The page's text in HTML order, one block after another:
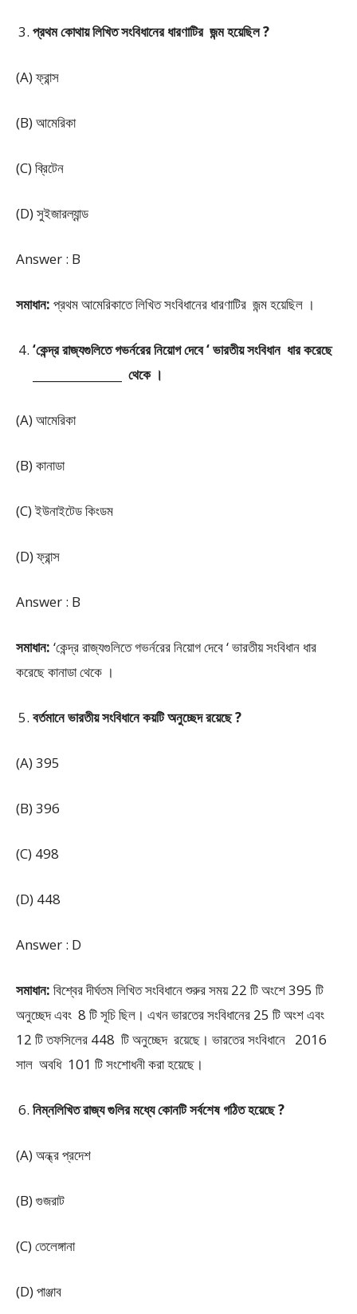
প্রথম কোথায় লিখিত সংবিধানের ধারণাটির জন্ম হয়েছিল ?
(A) ফ্রান্স
(B) আমেরিকা
(C) ব্রিটেন
(D) সুইজারল্যান্ড
Answer : B
সমাধান: প্রথম আমেরিকাতে লিখিত সংবিধানের ধারণাটির জন্ম হয়েছিল ।
‘কেন্দ্র রাজ্যগুলিতে গভর্নরের নিয়োগ দেবে ‘ ভারতীয় সংবিধান ধার করেছে
________________ থেকে ।
(A) আমেরিকা
(B) কানাডা
(C) ইউনাইটেড কিংডম
(D) ফ্রান্স
Answer : B
সমাধান: ‘কেন্দ্র রাজ্যগুলিতে গভর্নরের নিয়োগ দেবে ‘ ভারতীয় সংবিধান ধার
করেছে কানাডা থেকে ।
বর্তমানে ভারতীয় সংবিধানে কয়টি অনুচ্ছেদ রয়েছে ?
(A) 395
(B) 396
(C) 498
(D) 448
Answer : D
সমাধান: বিশ্বের দীর্ঘতম লিখিত সংবিধানে শুরুর সময় 22 টি অংশে 395 টি
অনুচ্ছেদ এবং 8 টি সূচি ছিল। এখন ভারতের সংবিধানের 25 টি অংশ এবং
12 টি তফসিলের 448 টি অনুচ্ছেদ রয়েছে। ভারতের সংবিধানে 2016
সাল অবধি 101 টি সংশোধনী করা হয়েছে।
নিম্নলিখিত রাজ্য গুলির মধ্যে কোনটি সর্বশেষ গঠিত হয়েছে ?
(A) অন্ধ্র প্রদেশ
(B) গুজরাট
(C) তেলেঙ্গানা
(D) পাঞ্জাব